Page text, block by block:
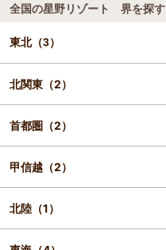
全国の星野リゾート 界を探す
東北（3）
青森（1）
宮城（1）
山形（1）
北関東（2）
栃木（1）
群馬（1）
首都圏（2）
神奈川（2）
甲信越（2）
長野（2）
北陸（1）